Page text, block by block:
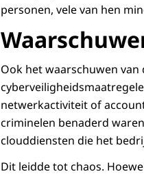
personen, vele van hen
Ook het waarschuwen
netwerkactiviteit of
criminelen benaderd
clouddiensten die het
Dit leidde tot chaos.